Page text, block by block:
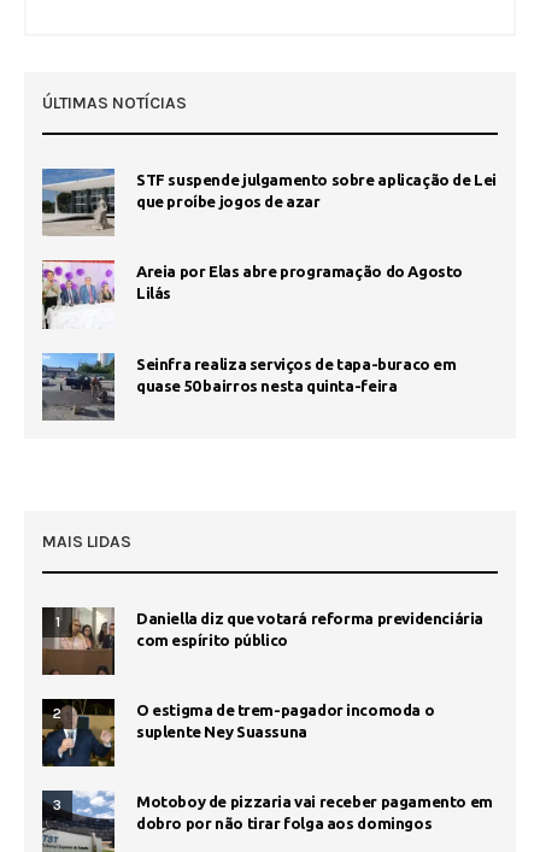
ÚLTIMAS NOTÍCIAS
STF suspende julgamento sobre aplicação de Lei
que proíbe jogos de azar
Areia por Elas abre programação do Agosto
Lilás
Seinfra realiza serviços de tapa-buraco em
quase 50 bairros nesta quinta-feira
MAIS LIDAS
1
Daniella diz que votará reforma previdenciária
com espírito público
2
O estigma de trem-pagador incomoda o
suplente Ney Suassuna
3
Motoboy de pizzaria vai receber pagamento em
dobro por não tirar folga aos domingos